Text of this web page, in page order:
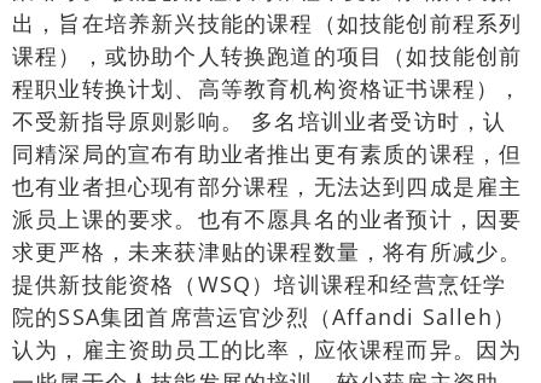
出，旨在培养新兴技能的课程（如技能创前程系列
课程），或协助个人转换跑道的项目（如技能创前
程职业转换计划、高等教育机构资格证书课程），
不受新指导原则影响。 多名培训业者受访时，认
同精深局的宣布有助业者推出更有素质的课程，但
也有业者担心现有部分课程，无法达到四成是雇主
派员上课的要求。也有不愿具名的业者预计，因要
求更严格，未来获津贴的课程数量，将有所减少。
提供新技能资格（WSQ）培训课程和经营烹饪学
院的SSA集团首席营运官沙烈（Affandi Salleh）
认为，雇主资助员工的比率，应依课程而异。因为